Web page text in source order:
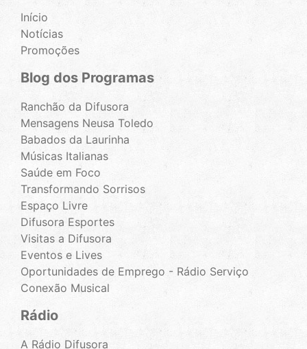
Início
Notícias
Promoções
Blog dos Programas
Ranchão da Difusora
Mensagens Neusa Toledo
Babados da Laurinha
Músicas Italianas
Saúde em Foco
Transformando Sorrisos
Espaço Livre
Difusora Esportes
Visitas a Difusora
Eventos e Lives
Oportunidades de Emprego - Rádio Serviço
Conexão Musical
Rádio
A Rádio Difusora